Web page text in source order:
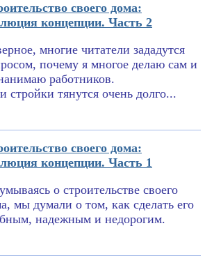
своего дома:
концепции. Часть 2
многие читатели зададутся
почему я многое делаю сам и
работников.
стройки тянутся очень долго...
своего дома:
концепции. Часть 1
о строительстве своего
мы думали о том, как сделать его
надежным и недорогим.